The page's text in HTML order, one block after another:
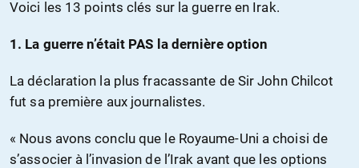
Voici les 13 points clés sur la guerre en Irak.
1. La guerre n’était PAS la dernière option
La déclaration la plus fracassante de Sir John Chilcot
fut sa première aux journalistes.
« Nous avons conclu que le Royaume-Uni a choisi de
s’associer à l’invasion de l’Irak avant que les options